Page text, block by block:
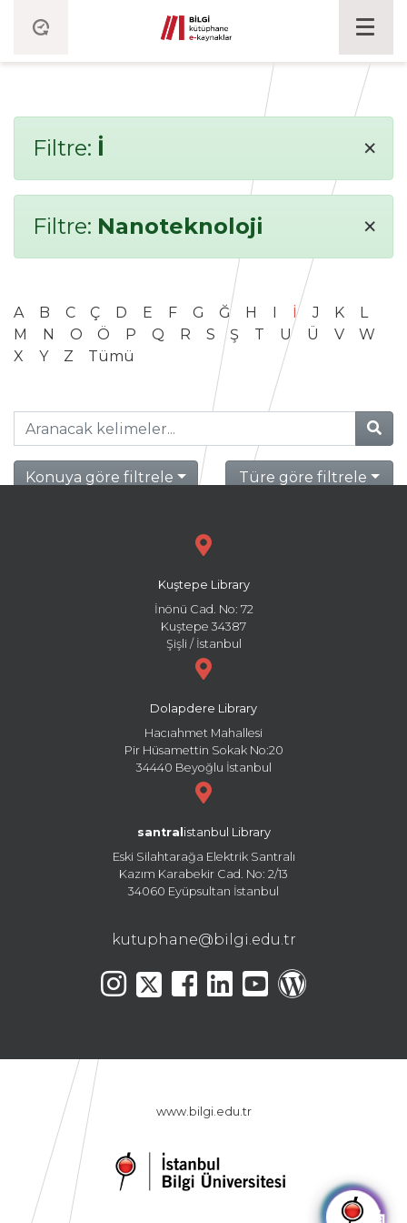
Filtre: İ ×
Filtre: Nanoteknoloji ×
A B C Ç D E F G Ğ H I İ J K
L
M
N O Ö P Q R S Ş T U Ü V
W
X
Y Z Tümü
Konuya göre filtrele Türe göre filtrele
Kuştepe Library
İnönü Cad. No: 72
Kuştepe 34387
Şişli / İstanbul
Dolapdere Library
Hacıahmet Mahallesi
Pir Hüsamettin Sokak No:20
34440 Beyoğlu İstanbul
santral istanbul Library
Eski Silahtarağa Elektrik Santralı
Kazım Karabekir Cad. No: 2/13
34060 Eyüpsultan İstanbul
kutuphane@bilgi.edu.tr
www.bilgi.edu.tr